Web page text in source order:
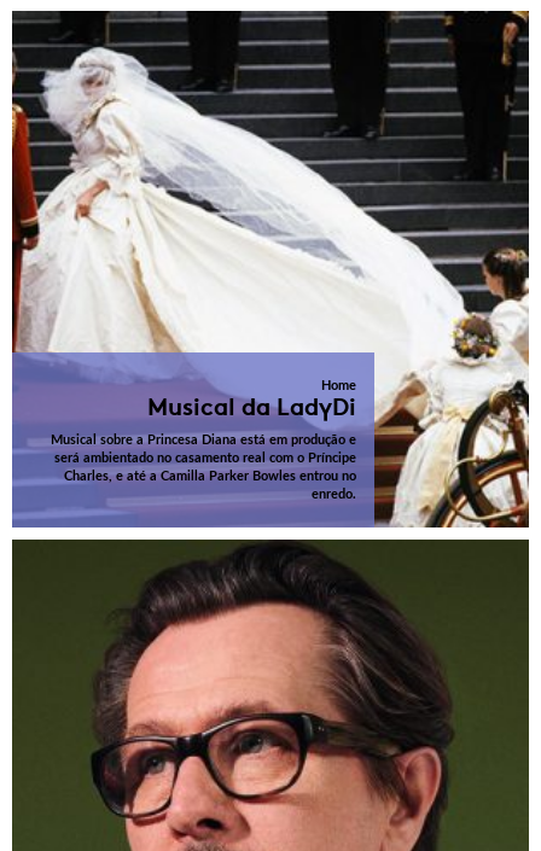
Home
Musical da LadyDi
Musical sobre a Princesa Diana está em produção e
será ambientado no casamento real com o Príncipe
Charles, e até a Camilla Parker Bowles entrou no
enredo.